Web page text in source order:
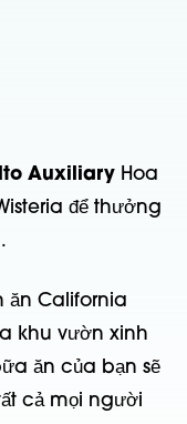
Auxiliary Hoa
để thưởng
ăn California
khu vườn xinh
ăn của bạn sẽ
cả mọi người